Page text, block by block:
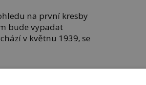
na první kresby
bude vypadat
v květnu 1939, se